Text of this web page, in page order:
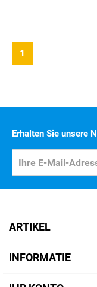
1
Erhalten Sie unsere
ARTIKEL
INFORMATIE